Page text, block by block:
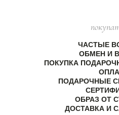
ЧАСТЫЕ
ОБМЕН И
ПОКУПКА
ПОДАРОЧНЫЕ
ОБРАЗ ОТ
ДОСТАВКА И